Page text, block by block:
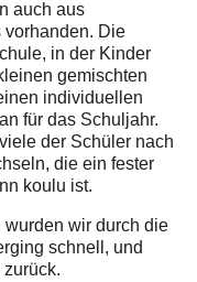
auch aus
Die
in der Kinder
gemischten
individuellen
für das Schuljahr.
der Schüler nach
die ein fester
koulu ist.
wir durch die
schnell, und